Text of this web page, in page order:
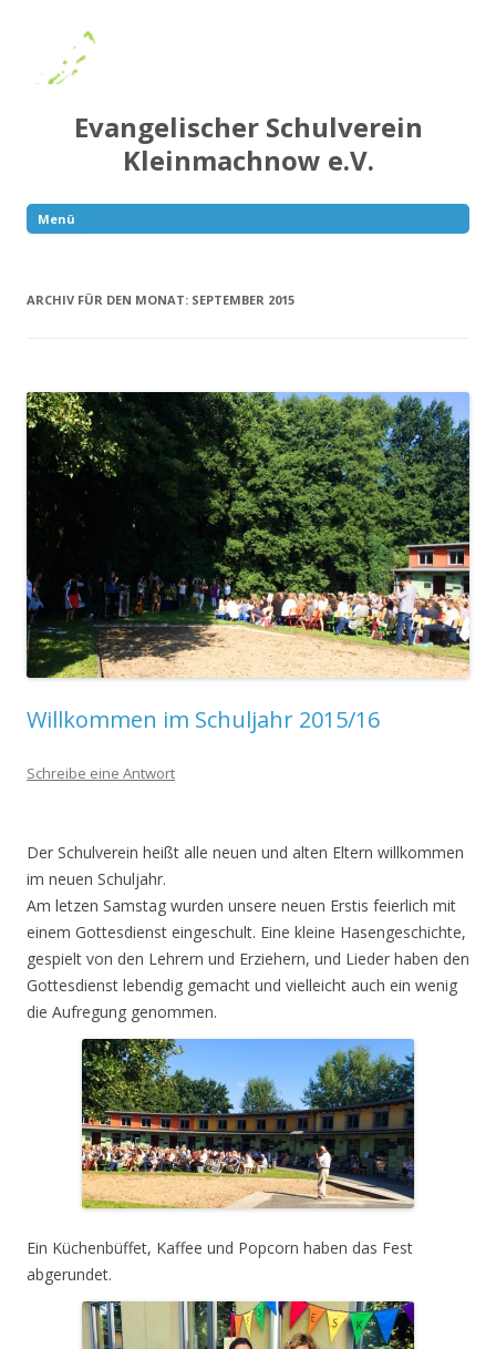
Evangelischer Schulverein
Kleinmachnow e.V.
Menü
ARCHIV FÜR DEN MONAT: SEPTEMBER 2015
Willkommen im Schuljahr 2015/16
Schreibe eine Antwort
Der Schulverein heißt alle neuen und alten Eltern willkommen
im neuen Schuljahr.
Am letzen Samstag wurden unsere neuen Erstis feierlich mit
einem Gottesdienst eingeschult. Eine kleine Hasengeschichte,
gespielt von den Lehrern und Erziehern, und Lieder haben den
Gottesdienst lebendig gemacht und vielleicht auch ein wenig
die Aufregung genommen.
Ein Küchenbüffet, Kaffee und Popcorn haben das Fest
abgerundet.